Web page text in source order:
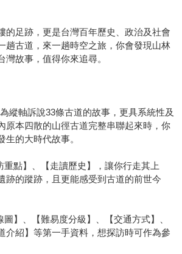
的足跡，更是台灣百年歷史、政治及社會
趟古道，來一趟時空之旅，你會發現山林
故事，值得你來追尋。
縱軸訴說33條古道的故事，更具系統性及
原本四散的山徑古道完整串聯起來時，你
的大時代故事。
重點】、【走讀歷史】，讓你行走其上
跡的蹤跡，且更能感受到古道的前世今
】、【難易度分級】、【交通方式】、
介紹】等第一手資料，想探訪時可作為參